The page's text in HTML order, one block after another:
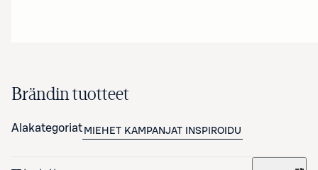
Brändin tuotteet
Alakategoriat MIEHET KAMPANJAT INSPIROIDU